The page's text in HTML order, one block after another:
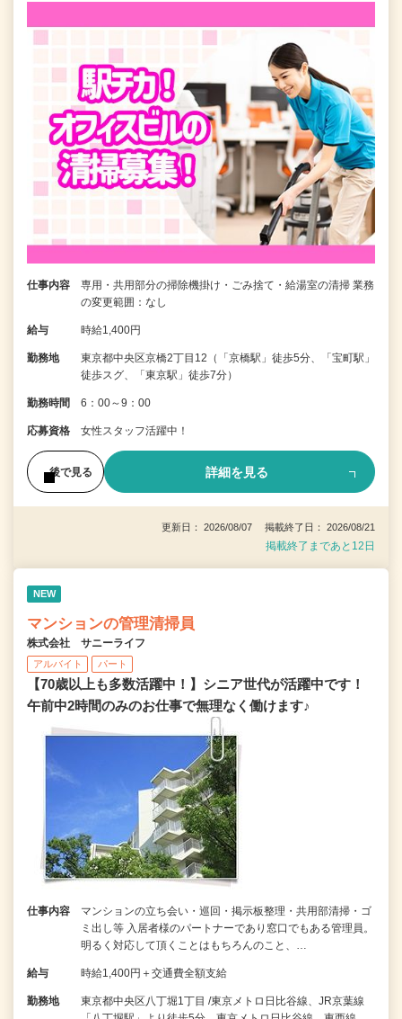
仕事内容
専用・共用部分の掃除機掛け・ごみ捨て・給湯室の清掃 業務
の変更範囲：なし
給与 時給1,400円
勤務地
東京都中央区京橋2丁目12（「京橋駅」徒歩5分、「宝町駅」
徒歩スグ、「東京駅」徒歩7分）
勤務時間 6：00～9：00
応募資格 女性スタッフ活躍中！
後で見る 詳細を見る
更新日： 2026/08/07 掲載終了日： 2026/08/21
掲載終了まであと12日
NEW
マンションの管理清掃員
株式会社 サニーライフ
アルバイト パート
【70歳以上も多数活躍中！】シニア世代が活躍中です！
午前中2時間のみのお仕事で無理なく働けます♪
仕事内容
マンションの立ち会い・巡回・掲示板整理・共用部清掃・ゴ
ミ出し等 入居者様のパートナーであり窓口でもある管理員。
明るく対応して頂くことはもちろんのこと、…
給与 時給1,400円＋交通費全額支給
勤務地
東京都中央区八丁堀1丁目 /東京メトロ日比谷線、JR京葉線